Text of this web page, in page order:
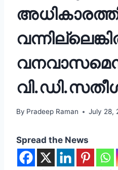
By Pradeep Raman July 28,
Spread the News